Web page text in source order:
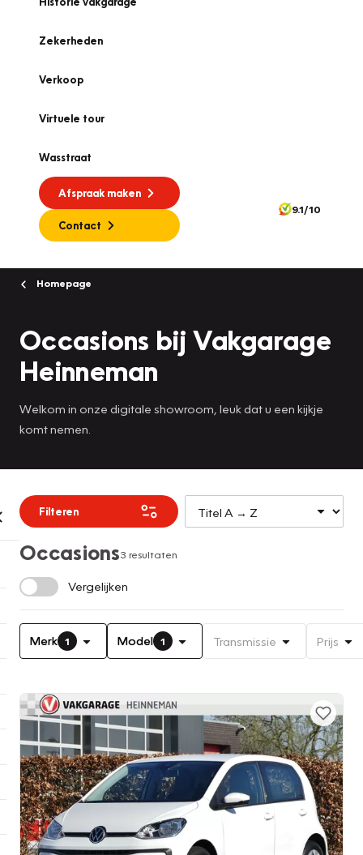
Zekerheden
Verkoop
Virtuele tour
Wasstraat
Afspraak maken
Contact
9.1/10
Homepage
Occasions bij Vakgarage
Heinneman
Welkom in onze digitale showroom, leuk dat u een kijkje
komt nemen.
Filteren
Occasions3 resultaten
Vergelijken
Merk 1 Model 1 Transmissie Prijs